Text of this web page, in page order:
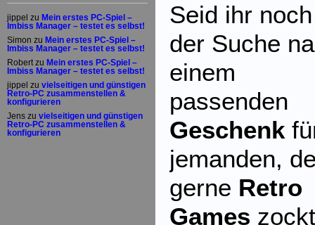
jippel zu Mein erstes PC-Spiel –
Imbiss Manager – testet es selbst!
Simon zu Mein erstes PC-Spiel –
Imbiss Manager – testet es selbst!
Robert zu Mein erstes PC-Spiel –
Imbiss Manager – testet es selbst!
jippel zu vielseitigen und günstigen
Retro-PC zusammenstellen &
konfigurieren
Jens zu vielseitigen und günstigen
Retro-PC zusammenstellen &
konfigurieren
Seid ihr
der Suche
einem
passenden
Geschenk
jemanden,
gerne Retro
Games